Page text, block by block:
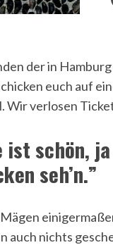
der in Hamburg
euch auf
Wir verlosen
schön,
seh’n.”
auch nichts